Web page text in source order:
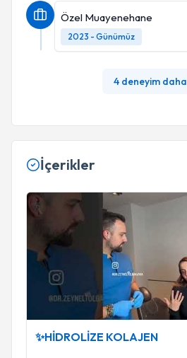
Özel Muayenehane
2023 - Günümüz
4 deneyim daha
İçerikler
✨HİDROLİZE KOLAJEN
✨HİDROLİZE KOLAJEN